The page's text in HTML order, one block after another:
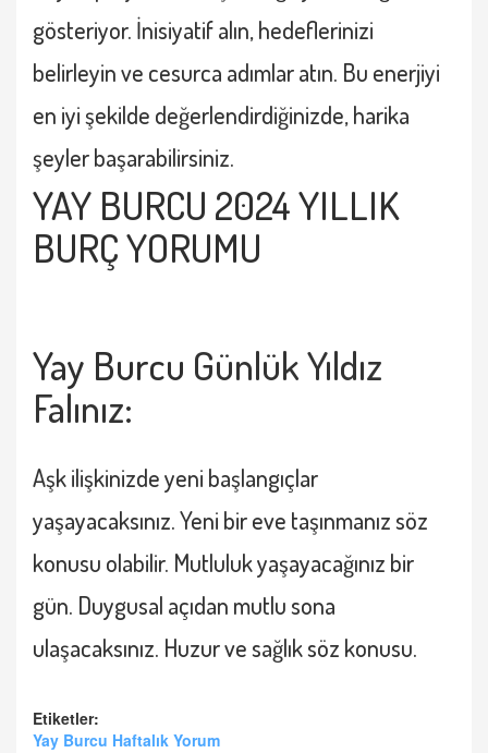
gösteriyor. İnisiyatif alın, hedeflerinizi
belirleyin ve cesurca adımlar atın. Bu enerjiyi
en iyi şekilde değerlendirdiğinizde, harika
şeyler başarabilirsiniz.
YAY BURCU 2024 YILLIK
BURÇ YORUMU
Yay Burcu Günlük Yıldız
Falınız:
Aşk ilişkinizde yeni başlangıçlar
yaşayacaksınız. Yeni bir eve taşınmanız söz
konusu olabilir. Mutluluk yaşayacağınız bir
gün. Duygusal açıdan mutlu sona
ulaşacaksınız. Huzur ve sağlık söz konusu.
Etiketler:
Yay Burcu Haftalık Yorum